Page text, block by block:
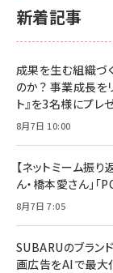
新着記事
成果を生む組織づ
のか？ 事業成長を
ト』を3名様にプレ
8月7日 10:00
【ネットミーム振
ん・橋本愛さん」「
8月7日 7:05
SUBARUのブラン
画広告をAIで最大